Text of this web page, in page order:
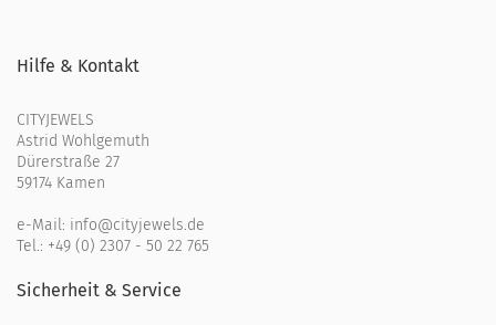
Hilfe & Kontakt
CITYJEWELS
Astrid Wohlgemuth
Dürerstraße 27
59174 Kamen
e-Mail: info@cityjewels.de
Tel.: +49 (0) 2307 - 50 22 765
Sicherheit & Service